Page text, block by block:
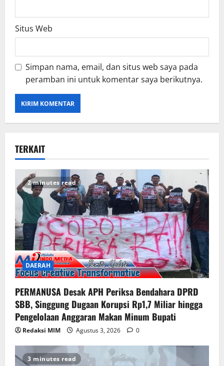
Situs Web
Simpan nama, email, dan situs web saya pada
peramban ini untuk komentar saya berikutnya.
TERKAIT
2 minutes read
DAERAH
PERMANUSA Desak APH Periksa Bendahara DPRD
SBB, Singgung Dugaan Korupsi Rp1,7 Miliar hingga
Pengelolaan Anggaran Makan Minum Bupati
Redaksi MIM Agustus 3, 2026 0
3 minutes read